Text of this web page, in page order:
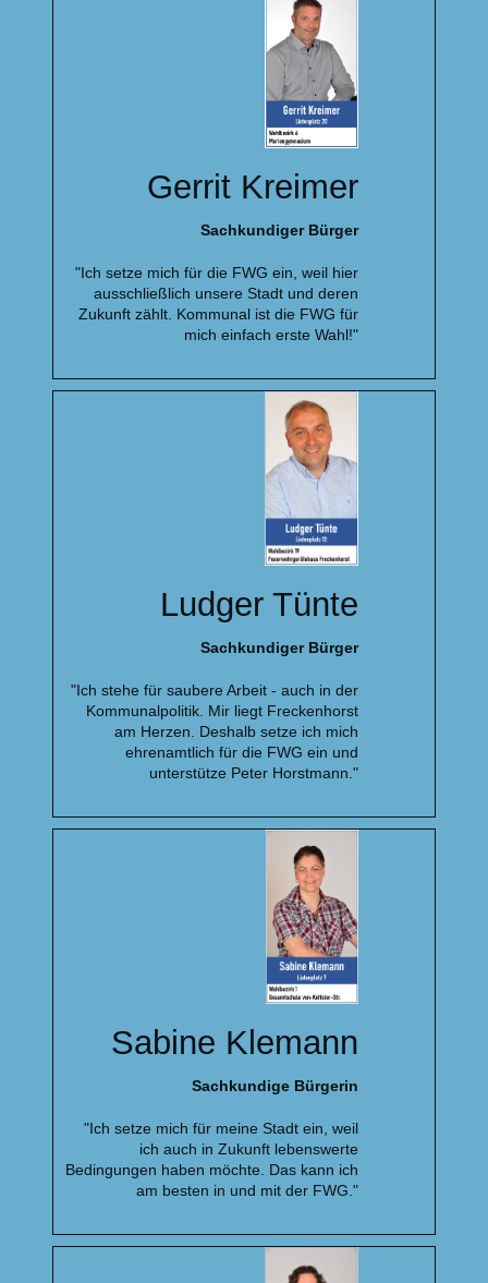
Gerrit Kreimer
Sachkundiger Bürger
"Ich setze mich für die FWG ein, weil hier
ausschließlich unsere Stadt und deren
Zukunft zählt. Kommunal ist die FWG für
mich einfach erste Wahl!"
Ludger Tünte
Sachkundiger Bürger
"Ich stehe für saubere Arbeit - auch in der
Kommunalpolitik. Mir liegt Freckenhorst
am Herzen. Deshalb setze ich mich
ehrenamtlich für die FWG ein und
unterstütze Peter Horstmann."
Sabine Klemann
Sachkundige Bürgerin
"Ich setze mich für meine Stadt ein, weil
ich auch in Zukunft lebenswerte
Bedingungen haben möchte. Das kann ich
am besten in und mit der FWG."